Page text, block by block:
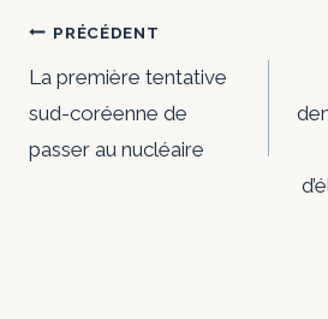
Navigation
de
l’article
PRÉCÉDENT
La première tentative
sud-coréenne de
passer au nucléaire